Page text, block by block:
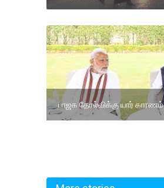
பாஜக தோல்விக்கு யார் காரணம்